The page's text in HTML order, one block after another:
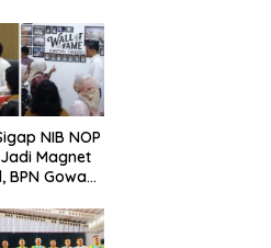
NIB NOP
Magnet
BPN Gowa
Layanan